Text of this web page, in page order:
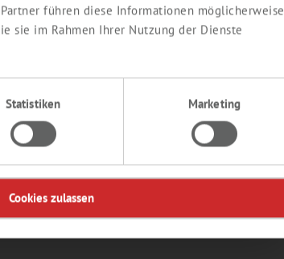
führen diese Informationen möglicherweise
sie im Rahmen Ihrer Nutzung der Dienste
Statistiken Marketing
Cookies zulassen
überreif, schwefelig,
Details